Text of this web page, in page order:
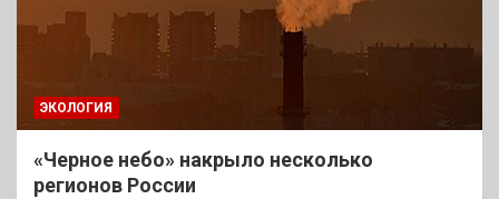
ЭКОЛОГИЯ
«Черное небо» накрыло несколько
регионов России